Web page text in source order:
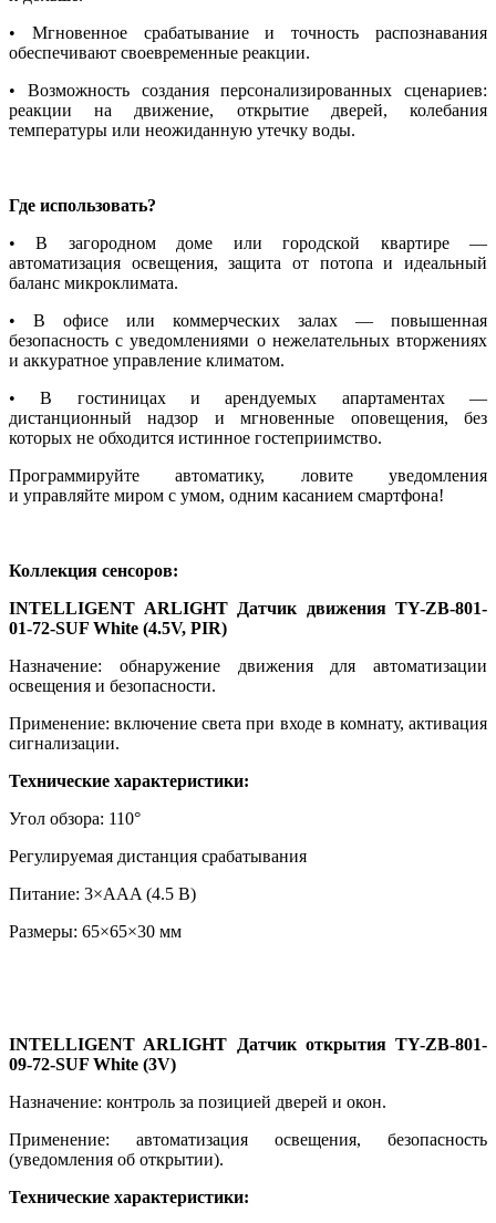
• Мгновенное срабатывание и точность распознавания
обеспечивают своевременные реакции.
• Возможность создания персонализированных сценариев:
реакции на движение, открытие дверей, колебания
температуры или неожиданную утечку воды.
Где использовать?
• В загородном доме или городской квартире —
автоматизация освещения, защита от потопа и идеальный
баланс микроклимата.
• В офисе или коммерческих залах — повышенная
безопасность с уведомлениями о нежелательных вторжениях
и аккуратное управление климатом.
• В гостиницах и арендуемых апартаментах —
дистанционный надзор и мгновенные оповещения, без
которых не обходится истинное гостеприимство.
Программируйте автоматику, ловите уведомления
и управляйте миром с умом, одним касанием смартфона!
Коллекция сенсоров:
INTELLIGENT ARLIGHT Датчик движения TY-ZB-801-
01-72-SUF White (4.5V, PIR)
Назначение: обнаружение движения для автоматизации
освещения и безопасности.
Применение: включение света при входе в комнату, активация
сигнализации.
Технические характеристики:
Угол обзора: 110°
Регулируемая дистанция срабатывания
Питание: 3×AAA (4.5 В)
Размеры: 65×65×30 мм
INTELLIGENT ARLIGHT Датчик открытия TY-ZB-801-
09-72-SUF White (3V)
Назначение: контроль за позицией дверей и окон.
Применение: автоматизация освещения, безопасность
(уведомления об открытии).
Технические характеристики: